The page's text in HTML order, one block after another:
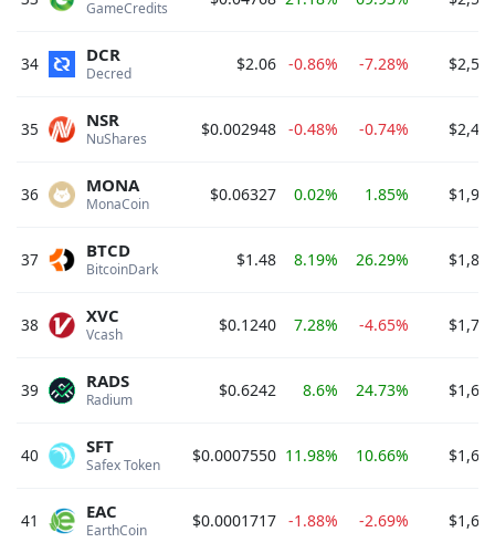
GameCredits
34 Decred
DCR $2.06 -0.86% -7.28%
35 NuShares
NSR $0.002948 -0.48% -0.74%
36 MonaCoin
MONA $0.06327 0.02% 1.85%
37 BitcoinDark
BTCD $1.48 8.19% 26.29%
38 Vcash
XVC $0.1240 7.28% -4.65%
39 Radium
RADS $0.6242 8.6% 24.73%
40 Safex Token
SFT $0.0007550 11.98% 10.66%
41 EarthCoin
EAC $0.0001717 -1.88% -2.69%